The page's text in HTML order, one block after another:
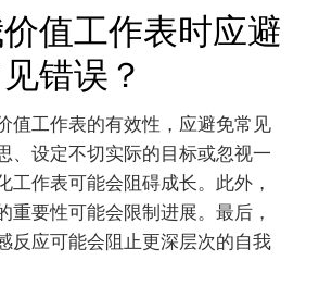
值工作表时应避
错误？
值工作表的有效性，应避免常见
、设定不切实际的目标或忽视一
工作表可能会阻碍成长。此外，
重要性可能会限制进展。最后，
反应可能会阻止更深层次的自我